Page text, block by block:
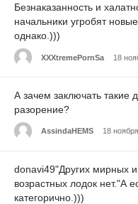
Безнаказанность и
начальники угробят
однако.)))
XXXtremePornSa 18
А зачем заключать такие
разорение?
AssindaHEMS 18
donavi49"Других мирных
возрастных лодок нет."А
категорично.)))